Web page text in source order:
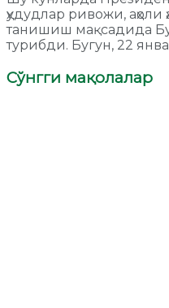
ҳудудлар ривожи, аҳоли
танишиш мақсадида
турибди. Бугун, 22
Сўнгги мақолалар